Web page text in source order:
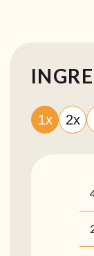
1x 2x